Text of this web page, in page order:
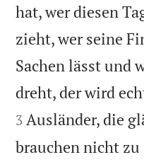
hat, wer diesen
zieht, wer seine
Sachen lässt und
dreht, der wird
3 Ausländer, die
brauchen nicht zu